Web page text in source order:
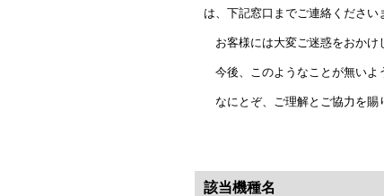
は、下記窓口までご連絡ください
お客様には大変ご迷惑をおかけ
今後、このようなことが無いよ
なにとぞ、ご理解とご協力を賜
該当機種名